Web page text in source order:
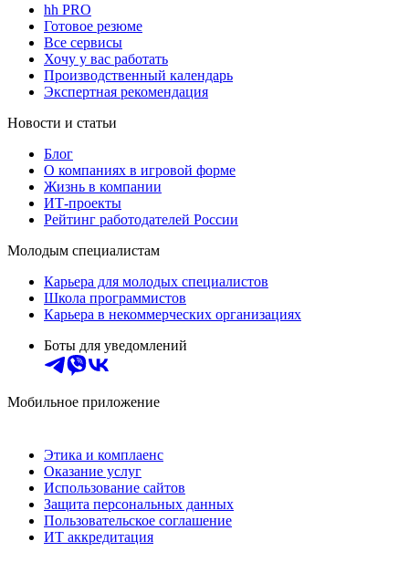
hh PRO
Готовое резюме
Все сервисы
Хочу у вас работать
Производственный календарь
Экспертная рекомендация
Новости и статьи
Блог
О компаниях в игровой форме
Жизнь в компании
ИТ-проекты
Рейтинг работодателей России
Молодым специалистам
Карьера для молодых специалистов
Школа программистов
Карьера в некоммерческих организациях
Боты для уведомлений
Мобильное приложение
Этика и комплаенс
Оказание услуг
Использование сайтов
Защита персональных данных
Пользовательское соглашение
ИТ аккредитация